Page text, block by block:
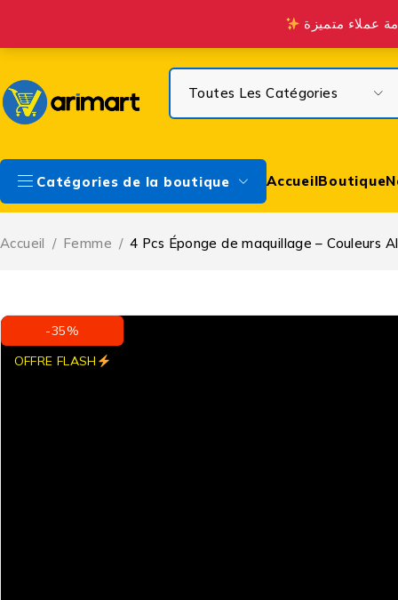
Profitez de la Livraison gratuite à partir de 300 DH sur Casa & à
Catégories de la boutique AccueilBoutique
Accueil / Femme / 4 Pcs Éponge de maquillage – Couleurs
-35%
OFFRE FLASH